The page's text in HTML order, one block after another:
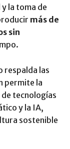
la toma de
más de
sin
respalda las
permite la
tecnologías
y la IA,
sostenible